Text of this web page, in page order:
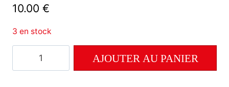
10.00 €
3 en stock
AJOUTER AU PANIER